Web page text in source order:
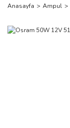
Anasayfa Ampul